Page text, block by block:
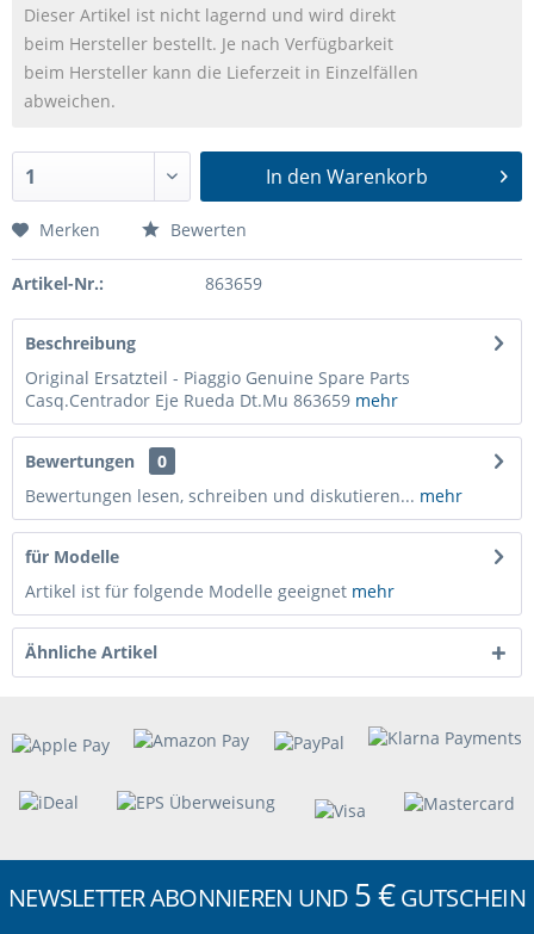
Dieser Artikel ist nicht lagernd und wird direkt
beim Hersteller bestellt. Je nach Verfügbarkeit
beim Hersteller kann die Lieferzeit in Einzelfällen
abweichen.
In den Warenkorb
Merken Bewerten
Artikel-Nr.: 863659
Beschreibung
Original Ersatzteil - Piaggio Genuine Spare Parts
Casq.Centrador Eje Rueda Dt.Mu 863659 mehr
Bewertungen
0
Bewertungen lesen, schreiben und diskutieren... mehr
für Modelle
Artikel ist für folgende Modelle geeignet mehr
Ähnliche Artikel
NEWSLETTER ABONNIEREN UND 5 €GUTSCHEIN